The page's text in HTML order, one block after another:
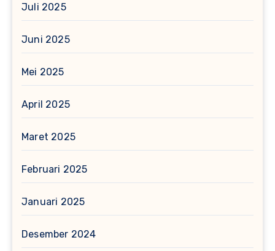
Juli 2025
Juni 2025
Mei 2025
April 2025
Maret 2025
Februari 2025
Januari 2025
Desember 2024